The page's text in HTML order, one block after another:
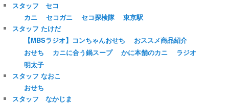
スタッフ セコ
カニ
セコガニ セコ探検隊
東京駅
スタッフ たけだ
【MBSラジオ】コンちゃんおせち
おススメ商品紹介
おせち
カニに合う鍋スープ かに本舗のカニ
ラジオ
明太子
スタッフ なおこ
おせち
スタッフ なかじま